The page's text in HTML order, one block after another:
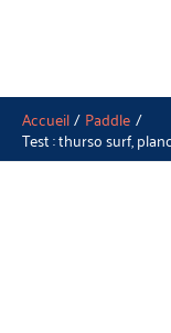
Accueil Paddle
Test : thurso surf,